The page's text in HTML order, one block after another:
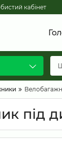
кабінет
під